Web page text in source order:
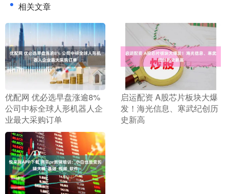
相关文章
​优配网 优必选早盘涨逾8%
公司中标全球人形机器人企
业最大采购订单
​启运配资 A股芯片板块大爆
发！海光信息、寒武纪创历
史新高